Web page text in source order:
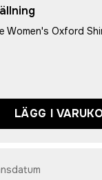
Women's Oxford
LÄGG I